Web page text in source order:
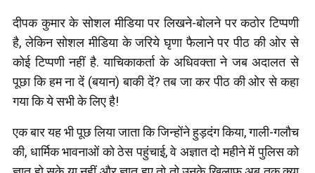
दीपक कुमार के सोशल मीडिया पर लिखने-बोलने पर कठोर टिप्पणी
है, लेकिन सोशल मीडिया के जरिये घृणा फैलाने पर पीठ की ओर से
कोई टिप्पणी नहीं है. याचिकाकर्ता के अधिवक्ता ने जब अदालत से
पूछा कि हम ना दें (बयान) बाकी दें? तब जा कर पीठ की ओर से कहा
गया कि ये सभी के लिए है!
एक बार यह भी पूछ लिया जाता कि जिन्होंने हुड़दंग किया, गाली-गलौच
की, धार्मिक भावनाओं को ठेस पहुंचाई, वे अज्ञात दो महीने में पुलिस को